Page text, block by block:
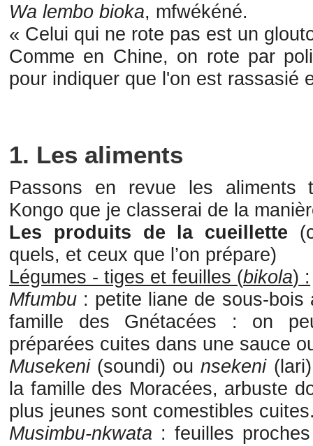
Wa lembo bioka, mfwékéné.
« Celui qui ne rote pas est un
Comme en Chine, on rote par
pour indiquer que l'on est rassasié
1. Les aliments
Passons en revue les aliments
Kongo que je classerai de la
Les produits de la cueillette
quels, et ceux que l’on prépare)
Légumes - tiges et feuilles (bikola) :
Mfumbu : petite liane de sous-
famille des Gnétacées : on
préparées cuites dans une sauce
Musekeni(soundi) ounsekeni
la famille des Moracées, arbuste
plus jeunes sont comestibles
Musimbu-nkwata : feuilles